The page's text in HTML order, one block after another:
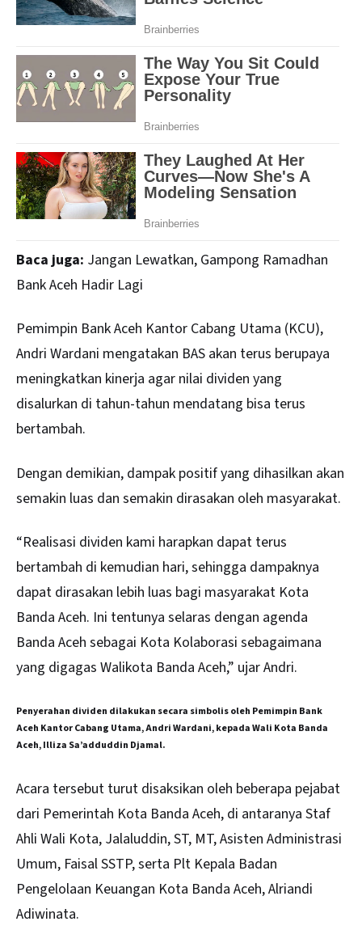
Baca juga: Jangan Lewatkan, Gampong Ramadhan
Bank Aceh Hadir Lagi
Pemimpin Bank Aceh Kantor Cabang Utama (KCU),
Andri Wardani mengatakan BAS akan terus berupaya
meningkatkan kinerja agar nilai dividen yang
disalurkan di tahun-tahun mendatang bisa terus
bertambah.
Dengan demikian, dampak positif yang dihasilkan akan
semakin luas dan semakin dirasakan oleh masyarakat.
“Realisasi dividen kami harapkan dapat terus
bertambah di kemudian hari, sehingga dampaknya
dapat dirasakan lebih luas bagi masyarakat Kota
Banda Aceh. Ini tentunya selaras dengan agenda
Banda Aceh sebagai Kota Kolaborasi sebagaimana
yang digagas Walikota Banda Aceh,” ujar Andri.
Penyerahan dividen dilakukan secara simbolis oleh Pemimpin Bank
Aceh Kantor Cabang Utama, Andri Wardani, kepada Wali Kota Banda
Aceh, Illiza Sa’adduddin Djamal.
Acara tersebut turut disaksikan oleh beberapa pejabat
dari Pemerintah Kota Banda Aceh, di antaranya Staf
Ahli Wali Kota, Jalaluddin, ST, MT, Asisten Administrasi
Umum, Faisal SSTP, serta Plt Kepala Badan
Pengelolaan Keuangan Kota Banda Aceh, Alriandi
Adiwinata.